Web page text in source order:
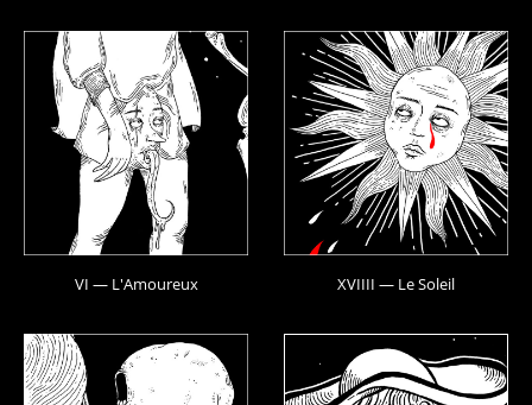
VI — L'Amoureux XVIIII — Le Soleil